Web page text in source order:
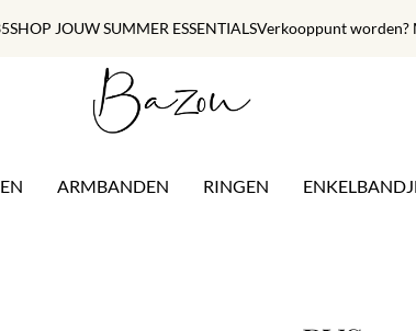
SHOP JOUW SUMMER ESSENTIALSVerkooppunt worden?
ARMBANDEN RINGEN